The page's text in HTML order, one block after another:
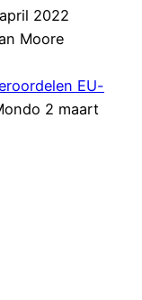
2022
Moore
EU-
2 maart